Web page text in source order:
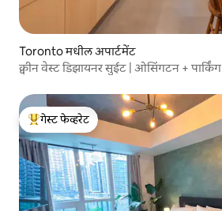
Toronto मधील अपार्टमेंट
क्वीन वेस्ट डिझायनर सुईट | ओसिंगटन + पार्किंग
टॉप गेस्ट फेव्हरेट
गेस्ट फेव्हरेट